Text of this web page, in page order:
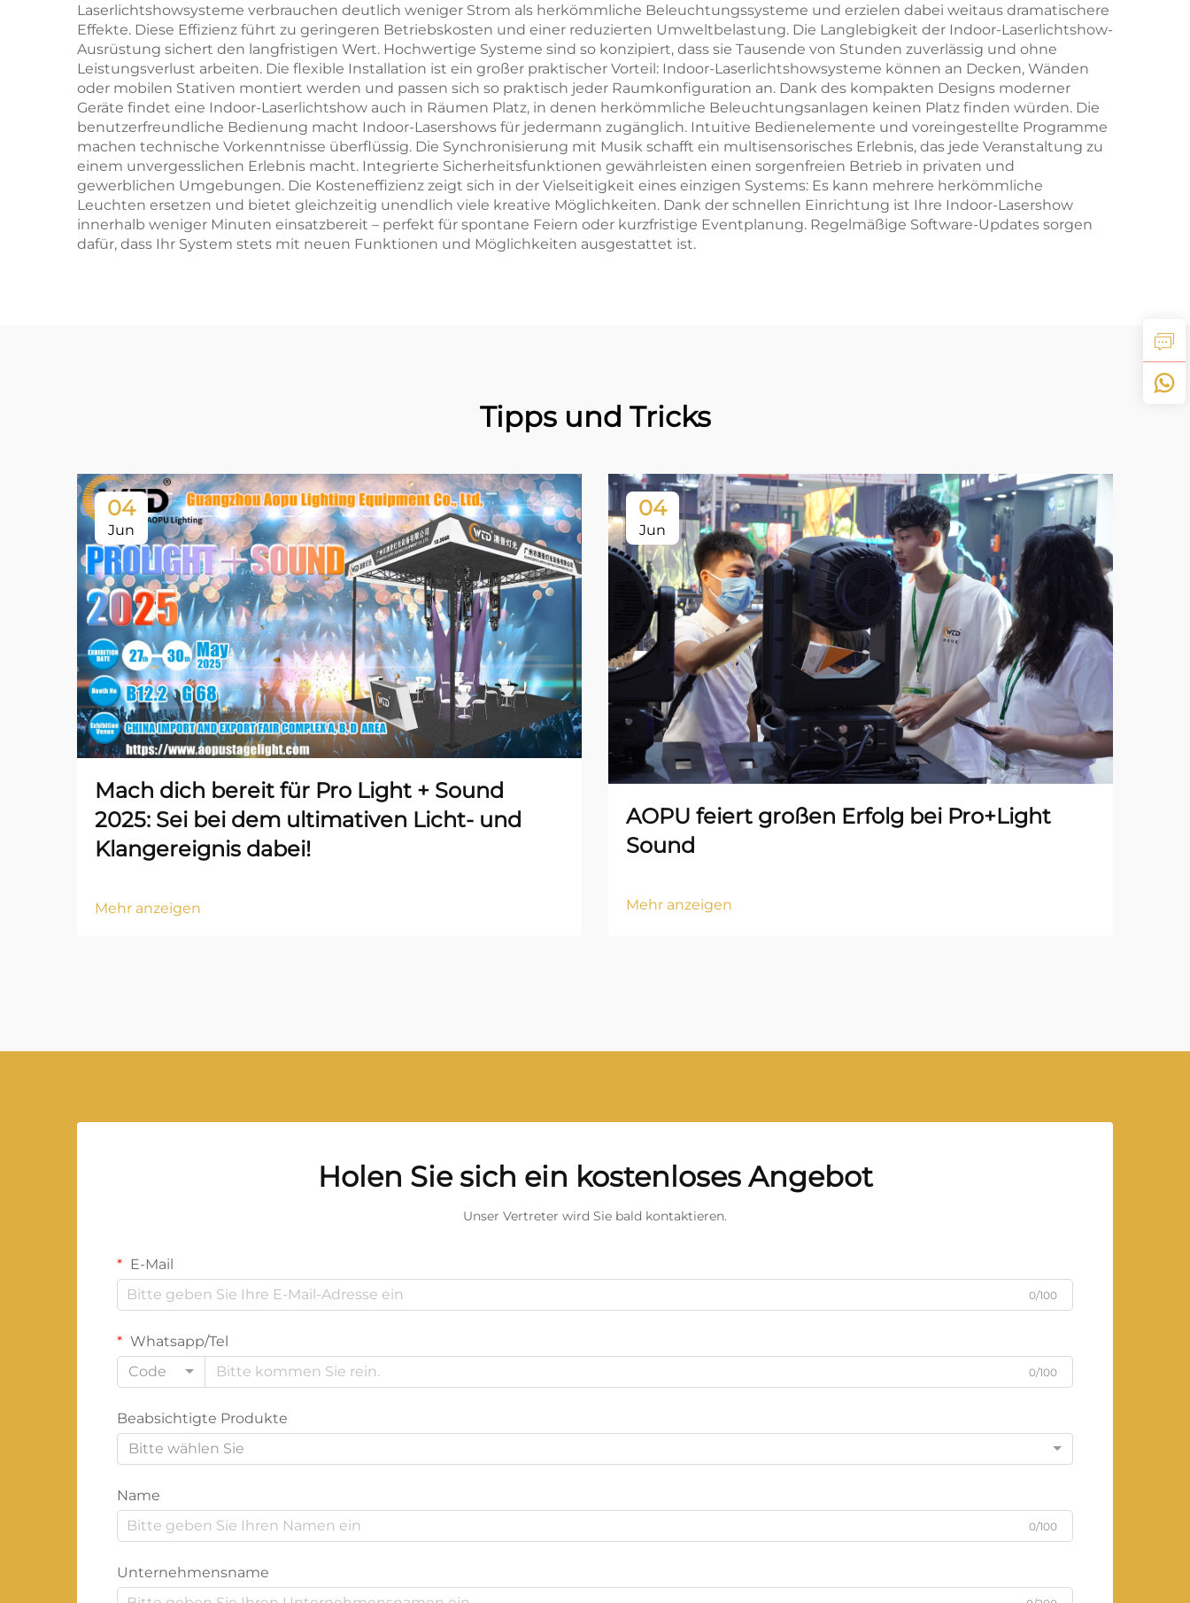
Laserlichtshowsysteme verbrauchen deutlich weniger Strom als herkömmliche Beleuchtungssysteme und erzielen dabei weitaus dramatischere
Effekte. Diese Effizienz führt zu geringeren Betriebskosten und einer reduzierten Umweltbelastung. Die Langlebigkeit der Indoor-Laserlichtshow-
Ausrüstung sichert den langfristigen Wert. Hochwertige Systeme sind so konzipiert, dass sie Tausende von Stunden zuverlässig und ohne
Leistungsverlust arbeiten. Die flexible Installation ist ein großer praktischer Vorteil: Indoor-Laserlichtshowsysteme können an Decken, Wänden
oder mobilen Stativen montiert werden und passen sich so praktisch jeder Raumkonfiguration an. Dank des kompakten Designs moderner
Geräte findet eine Indoor-Laserlichtshow auch in Räumen Platz, in denen herkömmliche Beleuchtungsanlagen keinen Platz finden würden. Die
benutzerfreundliche Bedienung macht Indoor-Lasershows für jedermann zugänglich. Intuitive Bedienelemente und voreingestellte Programme
machen technische Vorkenntnisse überflüssig. Die Synchronisierung mit Musik schafft ein multisensorisches Erlebnis, das jede Veranstaltung zu
einem unvergesslichen Erlebnis macht. Integrierte Sicherheitsfunktionen gewährleisten einen sorgenfreien Betrieb in privaten und
gewerblichen Umgebungen. Die Kosteneffizienz zeigt sich in der Vielseitigkeit eines einzigen Systems: Es kann mehrere herkömmliche
Leuchten ersetzen und bietet gleichzeitig unendlich viele kreative Möglichkeiten. Dank der schnellen Einrichtung ist Ihre Indoor-Lasershow
innerhalb weniger Minuten einsatzbereit – perfekt für spontane Feiern oder kurzfristige Eventplanung. Regelmäßige Software-Updates sorgen
dafür, dass Ihr System stets mit neuen Funktionen und Möglichkeiten ausgestattet ist.
Tipps und Tricks
04
Jun
Mach dich bereit für Pro Light + Sound
2025: Sei bei dem ultimativen Licht- und
Klangereignis dabei!
Mehr anzeigen
04
Jun
AOPU feiert großen Erfolg bei Pro+Light
Sound
Mehr anzeigen
Holen Sie sich ein kostenloses Angebot
Unser Vertreter wird Sie bald kontaktieren.
E-Mail
0/100
Whatsapp/Tel
Code
0/100
Beabsichtigte Produkte
Bitte wählen Sie
Name
0/100
Unternehmensname